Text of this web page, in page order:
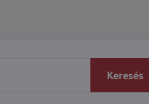
Keresés